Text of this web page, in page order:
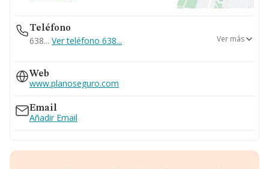
Teléfono
638... Ver teléfono 638...
981673442
Ver más
Web
www.planoseguro.com
Email
Añadir Email